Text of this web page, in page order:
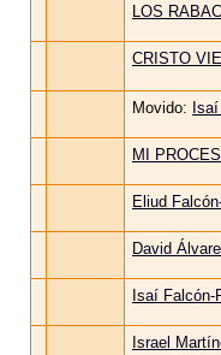
LOS
CRISTO
Movido:
MI
Eliud
David
Isaí Falcón-
Israel